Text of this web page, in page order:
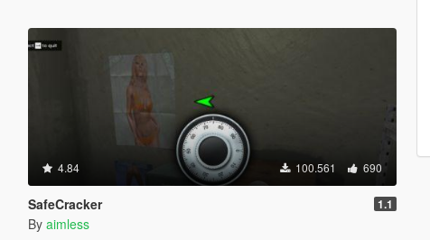
4.84 100.561 690
SafeCracker 1.1
By aimless